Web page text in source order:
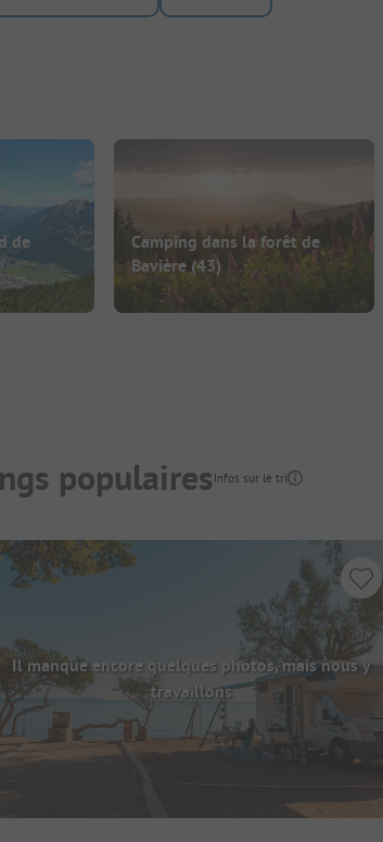
de
Camping dans la forêt de
Bavière (43)
populaires Infos sur le tri
Il manque encore quelques photos, mais nous y
travaillons